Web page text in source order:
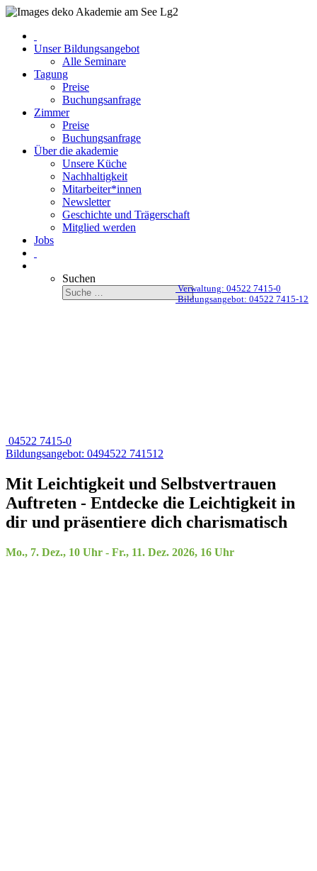
Unser Bildungsangebot
Alle Seminare
Tagung
Preise
Buchungsanfrage
Zimmer
Preise
Buchungsanfrage
Über die akademie
Unsere Küche
Nachhaltigkeit
Mitarbeiter*innen
Newsletter
Geschichte und Trägerschaft
Mitglied werden
Jobs
Suchen
Verwaltung: 04522 7415-0
Bildungsangebot: 04522 7415-12
04522 7415-0
Bildungsangebot: 0494522 741512
Mit Leichtigkeit und Selbstvertrauen
Auftreten - Entdecke die Leichtigkeit in
dir und präsentiere dich charismatisch
Mo., 7. Dez., 10 Uhr - Fr., 11. Dez. 2026, 16 Uhr